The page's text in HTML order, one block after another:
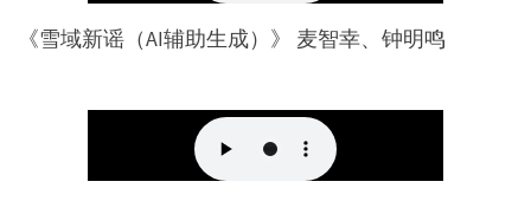
《雪域新谣（AI辅助生成）》 麦智幸、钟明鸣